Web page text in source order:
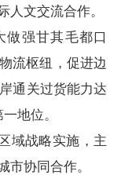
人文交流合作。
做强甘其毛都口
流枢纽，促进边
通关过货能力达
地位。
域战略实施，主
市协同合作。